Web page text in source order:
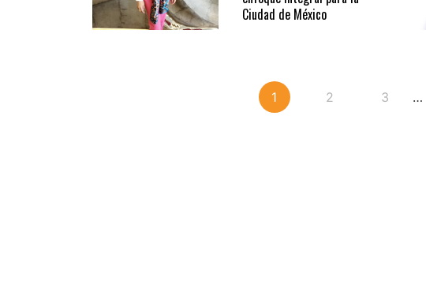
Ciudad de México
1 2 3 …